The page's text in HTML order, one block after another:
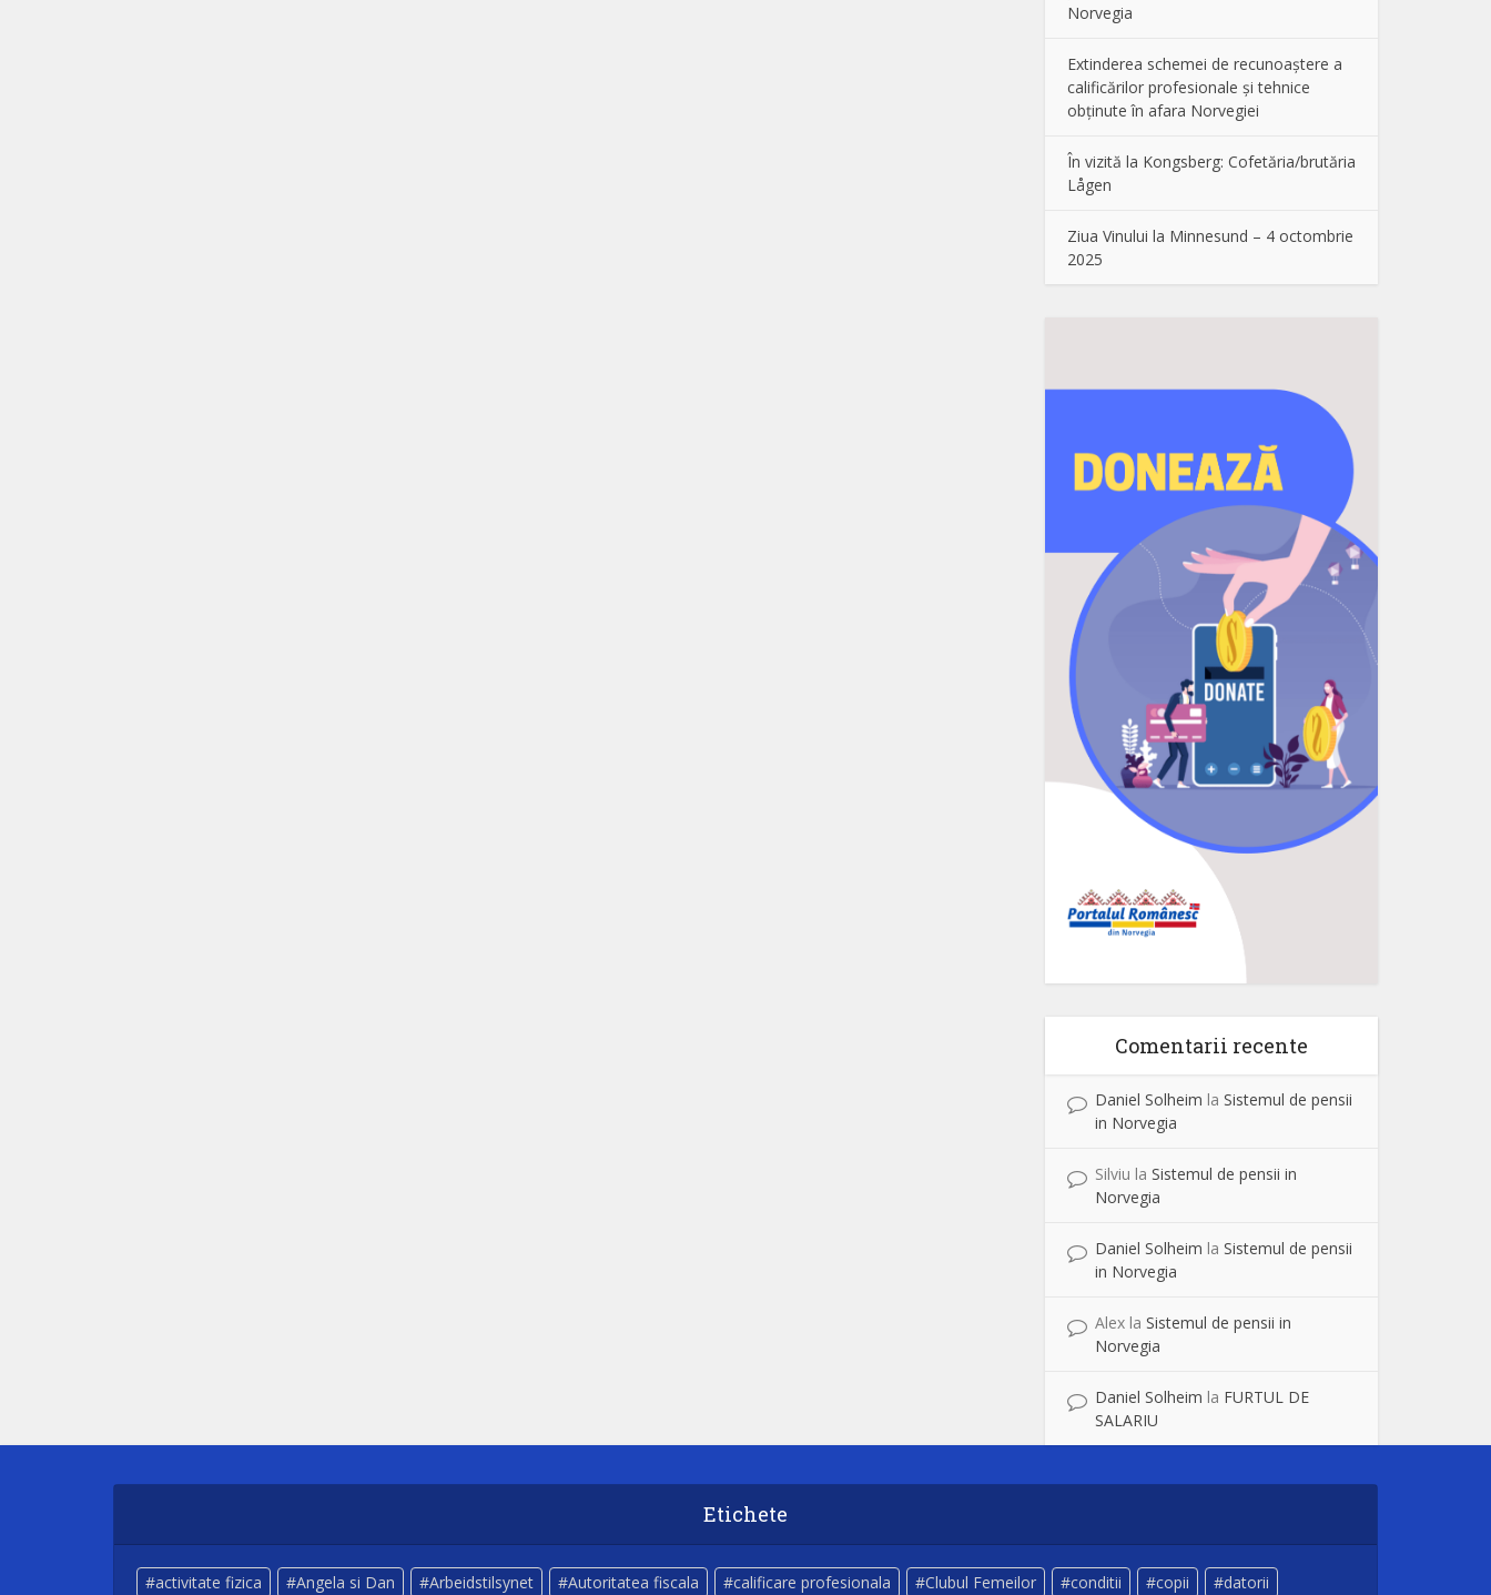
Norvegia
Extinderea schemei de recunoaștere a
calificărilor profesionale și tehnice
obținute în afara Norvegiei
În vizită la Kongsberg: Cofetăria/brutăria
Lågen
Ziua Vinului la Minnesund – 4 octombrie
2025
Comentarii recente
Daniel Solheim la Sistemul de pensii
in Norvegia
Silviu la Sistemul de pensii in
Norvegia
Daniel Solheim la Sistemul de pensii
in Norvegia
Alex la Sistemul de pensii in
Norvegia
Daniel Solheim la FURTUL DE
SALARIU
Etichete
activitate fizica Angela si Dan Arbeidstilsynet Autoritatea fiscala calificare profesionala Clubul Femeilor conditii copii datorii